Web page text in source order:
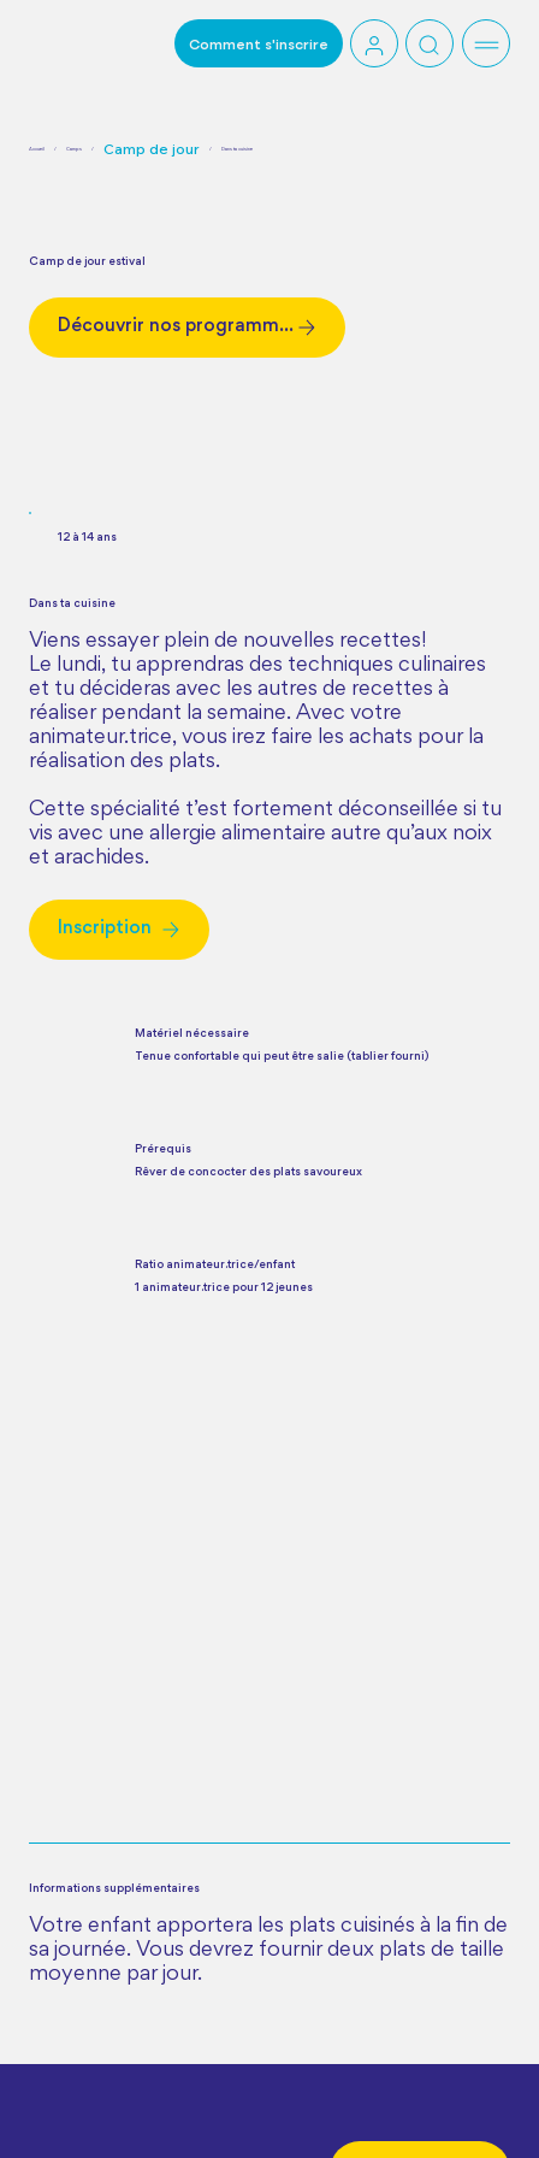
Comment s'inscrire
Accueil / Camps / Camp de jour / Dans ta cuisine
Camp de jour estival
Découvrir nos programmes
Matériel nécessaire
Tenue confortable qui peut être salie (tablier fourni)
Prérequis
Rêver de concocter des plats savoureux
Ratio animateur.trice/enfant
1 animateur.trice pour 12 jeunes
12 à 14 ans
Dans ta cuisine
Viens essayer plein de nouvelles recettes!
Le lundi, tu apprendras des techniques culinaires
et tu décideras avec les autres de recettes à
réaliser pendant la semaine. Avec votre
animateur.trice, vous irez faire les achats pour la
réalisation des plats.
Cette spécialité t’est fortement déconseillée si tu
vis avec une allergie alimentaire autre qu’aux noix
et arachides.
Inscription
Informations supplémentaires
Votre enfant apportera les plats cuisinés à la fin de
sa journée. Vous devrez fournir deux plats de taille
moyenne par jour.